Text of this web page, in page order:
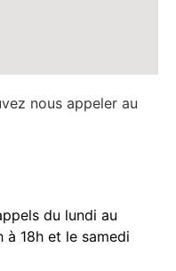
nous appeler au
du lundi au
à 18h et le samedi